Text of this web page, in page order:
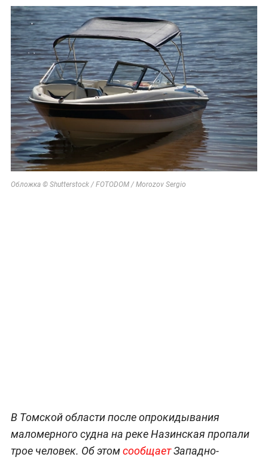
Обложка © Shutterstock / FOTODOM / Morozov Sergio
В Томской области после опрокидывания
маломерного судна на реке Назинская пропали
трое человек. Об этомсообщаетЗападно-